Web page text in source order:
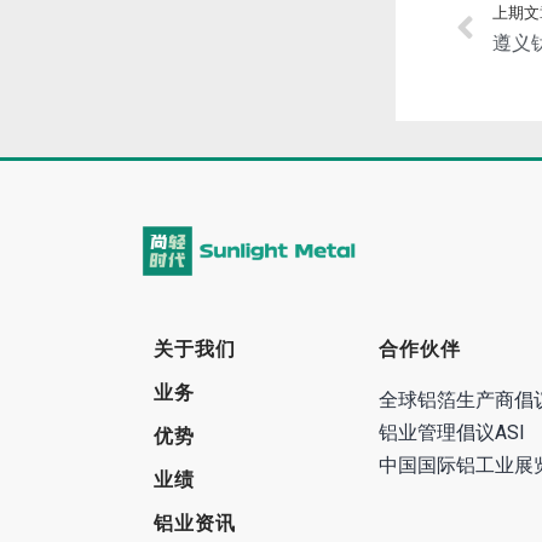
上期
关于我们
业务
优势
业绩
铝业资讯
合作伙伴
全球铝箔生产商倡
铝业管理倡议ASI
中国国际铝工业展